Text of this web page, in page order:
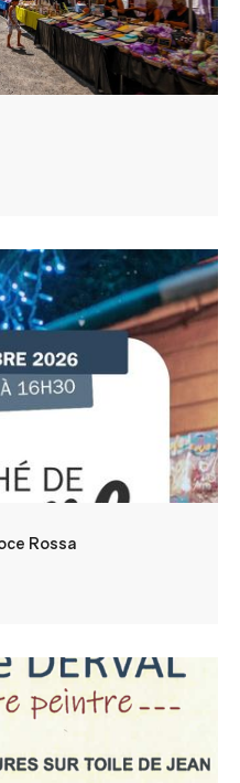
Rouge Française locale
bénévoles. De bonnes
des fêtes.
Rossa
peintures sur toile de jean